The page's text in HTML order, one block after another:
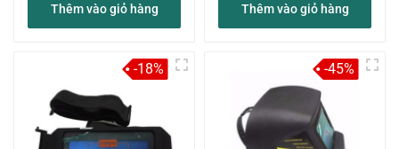
Thêm vào giỏ hàng Thêm vào giỏ hàng
-18% -45%